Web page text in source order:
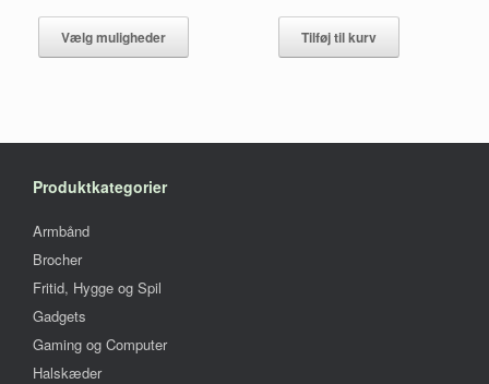
Vælg muligheder
Dette
har
Tilføj til kurv
Produktkategorier
Armbånd
Brocher
Fritid, Hygge og Spil
Gadgets
Gaming og Computer
Halskæder